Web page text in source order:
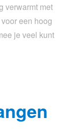
verwarmt met
een hoog
je veel kunt